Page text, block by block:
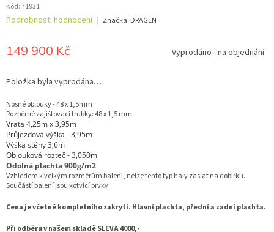
Kód:71931
Průměrné
je
0,0
5
hvězdiček.
Podrobnosti hodnocení Značka: DRAGEN
149 900 Kč
cena:
Vyprodáno - na objednání
Položka byla vyprodána…
Nosné oblouky - 48 x 1,5mm
Rozpěrné zajištovací trubky: 48 x 1,5 mm
Vrata 4,25m x 3,95m
Průjezdová výška - 3,95m
Výška stěny 3,6m
Oblouková rozteč - 3,050m
Odolná plachta900g/m2
Vzhledem k velkým rozměrům balení, nelze tento typ haly zaslat na dobírku.
Součástí balení jsou kotvící prvky
Cena je včetně kompletního zakrytí. Hlavní plachta, přední a zadní plachta.
Při odběru v našem skladěSLEVA 4000,-